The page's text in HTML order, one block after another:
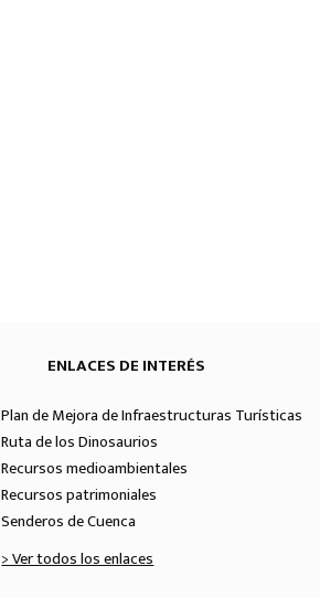
ENLACES DE INTERÉS
Plan de Mejora de Infraestructuras Turísticas
Ruta de los Dinosaurios
Recursos medioambientales
Recursos patrimoniales
Senderos de Cuenca
> Ver todos los enlaces